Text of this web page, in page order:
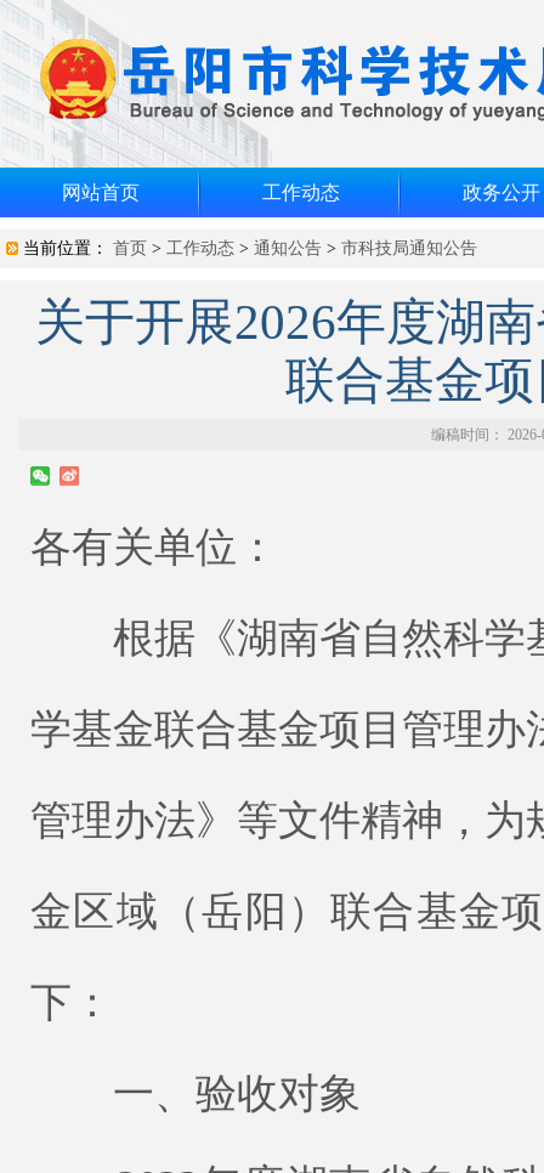
网站首页 工作动态 政务公开
当前位置： 首页 > 工作动态 > 通知公告 > 市科技局通知公告
关于开展2026年度湖
联合基金
编稿时间：
各有关单位：
根据《湖南省自然科学
学基金联合基金项目管理
管理办法》等文件精神，为
金区域（岳阳）联合基金
下：
一、验收对象